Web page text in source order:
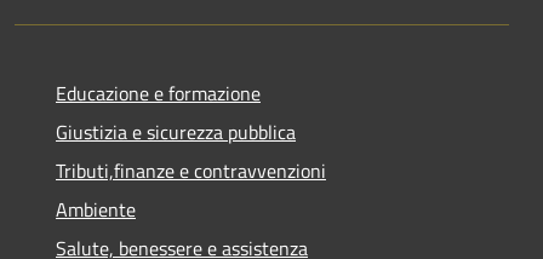
Educazione e formazione
Giustizia e sicurezza pubblica
Tributi,finanze e contravvenzioni
Ambiente
Salute, benessere e assistenza